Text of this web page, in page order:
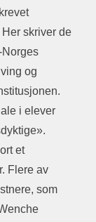
Her skriver de
og
i elever
et
Flere av
som